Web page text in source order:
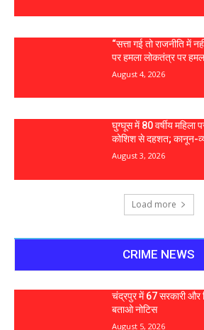
“सत्ता गई तो राजनीति में
पर हमला लोकतंत्र पर
August 4, 2026
घुग्घूस में 80 वर्षीय महिला
कोशिश से दहशत; कानून-
August 3, 2026
Load more
CRIME NEWS
चंद्रपुर में 67 सरकारी और
बताओ नोटिस
August 5, 2026